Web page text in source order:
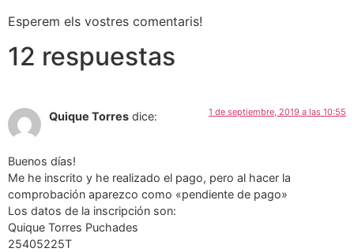
Esperem els vostres comentaris!
12 respuestas
Quique Torres dice: 1 de septiembre, 2019 a las 10:55
Buenos días!
Me he inscrito y he realizado el pago, pero al hacer la
comprobación aparezco como «pendiente de pago»
Los datos de la inscripción son:
Quique Torres Puchades
25405225T